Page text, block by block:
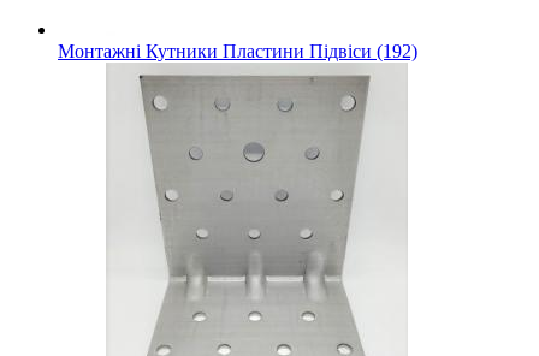
Монтажні Кутники Пластини Підвіси (192)